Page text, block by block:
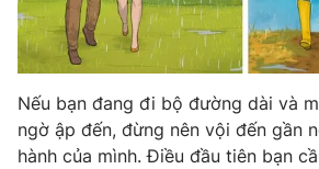
Nếu bạn đang đi bộ đường dài và
ngờ ập đến, đừng nên vội đến gần
hành của mình. Điều đầu tiên bạn